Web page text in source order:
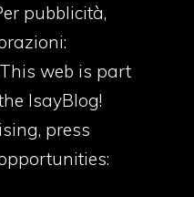
pubblicità,
This web is part
IsayBlog!
press